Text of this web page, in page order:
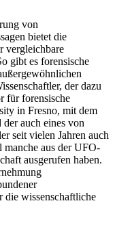
von
bietet die
vergleichbare
gibt es forensische
der dazu
für forensische
in Fresno, mit dem
auch eines von
seit vielen Jahren auch
manche aus der UFO-
ausgerufen haben.
die wissenschaftliche